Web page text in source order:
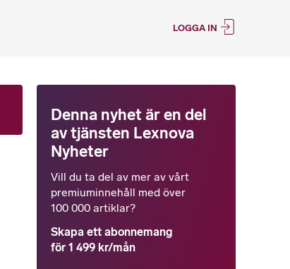
LOGGA IN
Denna nyhet är en del
av tjänsten Lexnova
Nyheter
Vill du ta del av mer av vårt
premiuminnehåll med över
100 000 artiklar?
Skapa ett abonnemang
för 1 499 kr/mån